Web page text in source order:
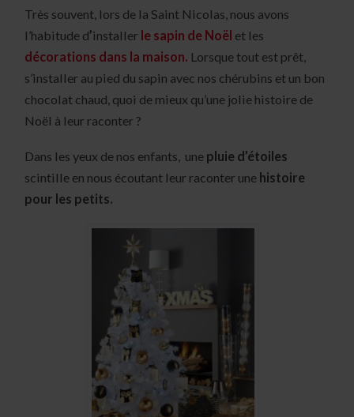
Très souvent, lors de la Saint Nicolas, nous avons
l’habitude d’installer le sapin de Noël et les
décorations dans la maison. Lorsque tout est prêt,
s’installer au pied du sapin avec nos chérubins et un bon
chocolat chaud, quoi de mieux qu’une jolie histoire de
Noël à leur raconter ?
Dans les yeux de nos enfants, une pluie d’étoiles
scintille en nous écoutant leur raconter une histoire
pour les petits.